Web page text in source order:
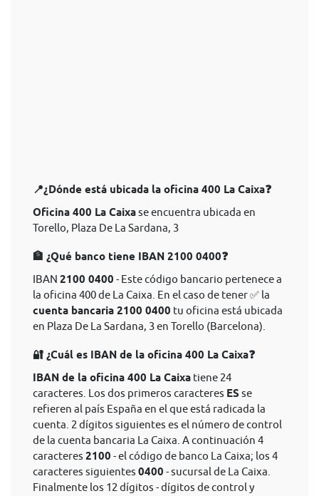
📍¿Dónde está ubicada la oficina 400 La Caixa❓
Oficina 400 La Caixase encuentra ubicada en
Torello, Plaza De La Sardana, 3
🏦 ¿Qué banco tiene IBAN 2100 0400❓
IBAN 2100 0400 - Este código bancario pertenece a
la oficina 400 de La Caixa. En el caso de tener ✅ la
cuenta bancaria 2100 0400 tu oficina está ubicada
en Plaza De La Sardana, 3 en Torello (Barcelona).
🔐 ¿Cuál es IBAN de la oficina 400 La Caixa❓
IBAN de la oficina 400 La Caixa tiene 24
caracteres. Los dos primeros caracteres ES se
refieren al país España en el que está radicada la
cuenta. 2 dígitos siguientes es el número de control
de la cuenta bancaria La Caixa. A continuación 4
caracteres 2100 - el código de banco La Caixa; los 4
caracteres siguientes 0400 - sucursal de La Caixa.
Finalmente los 12 dígitos - dígitos de control y